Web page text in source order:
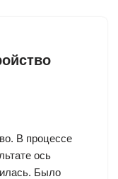
В процессе
ось
Было